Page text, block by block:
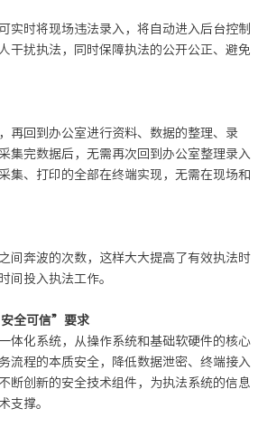
实时将现场违法录入，将自动进入后台控制
干扰执法，同时保障执法的公开公正、避免
再回到办公室进行资料、数据的整理、录
集完数据后，无需再次回到办公室整理录入
集、打印的全部在终端实现，无需在现场和
间奔波的次数，这样大大提高了有效执法时
间投入执法工作。
全可信”要求
体化系统，从操作系统和基础软硬件的核心
流程的本质安全，降低数据泄密、终端接入
断创新的安全技术组件，为执法系统的信息
支撑。